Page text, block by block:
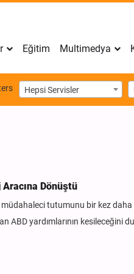
Eğitim Multimedya
Hepsi Servisler
Dönüştü
müdahaleci tutumunu bir kez
ABD yardımlarının kesileceğini